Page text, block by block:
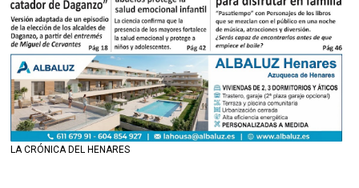
LA CRÓNICA DEL HENARES